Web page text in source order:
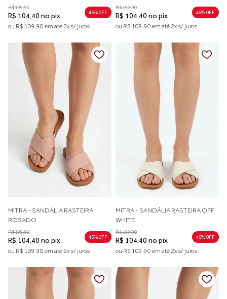
R$ 199,90
R$ 104,40 no pix 45% 0FF
ou R$ 109,90 em até 2x s/ juros
R$ 199,90
R$ 104,40 no pix 45% 0FF
ou R$ 109,90 em até 2x s/ juros
MITRA - SANDÁLIA RASTEIRA
ROSADO
R$ 199,90
R$ 104,40 no pix 45% 0FF
ou R$ 109,90 em até 2x s/ juros
MITRA - SANDÁLIA RASTEIRA OFF
WHITE
R$ 199,90
R$ 104,40 no pix 45% 0FF
ou R$ 109,90 em até 2x s/ juros